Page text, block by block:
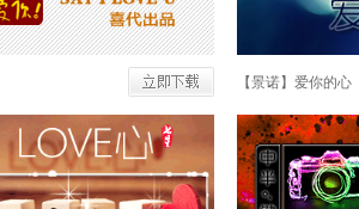
【景诺】爱你的心